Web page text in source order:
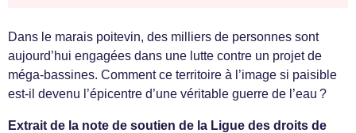
Dans le marais poitevin, des milliers de personnes sont
aujourd’hui engagées dans une lutte contre un projet de
méga-bassines. Comment ce territoire à l’image si paisible
est-il devenu l’épicentre d’une véritable guerre de l’eau ?
Extrait de la note de soutien de la Ligue des droits de